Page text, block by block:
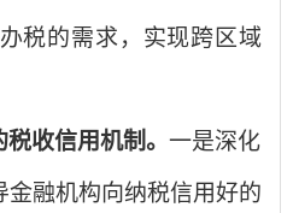
税的需求，实现跨区域
收信用机制。 一是深化
金融机构向纳税信用好的